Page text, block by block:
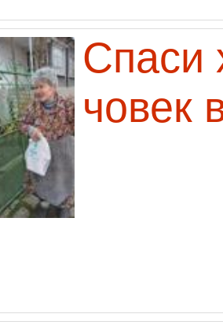
Спаси
човек